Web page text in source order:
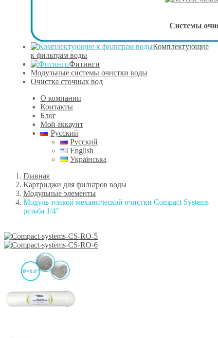
Системы
Комплектующие
к фильтрам воды
Фитинги
Модульные системы очистки воды
Очистка сточных вод
О компании
Контакты
Блог
Мой аккаунт
Русский
Русский
English
Українська
Главная
Картриджи для фильтров воды
Модульные элементы
Модуль тонкой механической очистки Compact Systems
резьба 1/4″